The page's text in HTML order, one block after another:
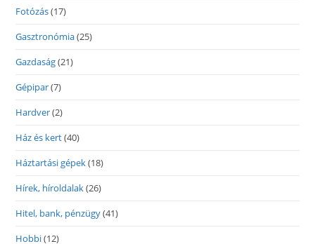
Fotózás(17)
Gasztronómia(25)
Gazdaság(21)
Gépipar(7)
Hardver(2)
Ház és kert(40)
Háztartási gépek(18)
Hírek, híroldalak(26)
Hitel, bank, pénzügy(41)
Hobbi(12)